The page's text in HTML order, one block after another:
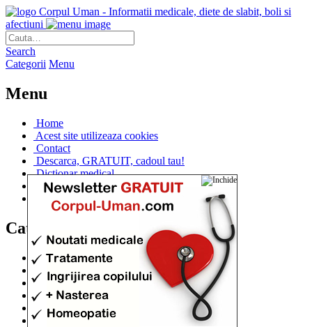
Corpul Uman - Informatii medicale, diete de slabit, boli si
afectiuni
Search
Categorii Menu
Menu
Home
Acest site utilizeaza cookies
Contact
Descarca, GRATUIT, cadoul tau!
Dictionar medical
Dr. Cristina IANUC
Linkuri utile
Categorii
Diete si cure de slabire
(706)
Afectiuni si Boli
(401)
Corpul de la A la Z(315)
Medicina Naturista
Anatomie
(295)
Alimentatia(259)